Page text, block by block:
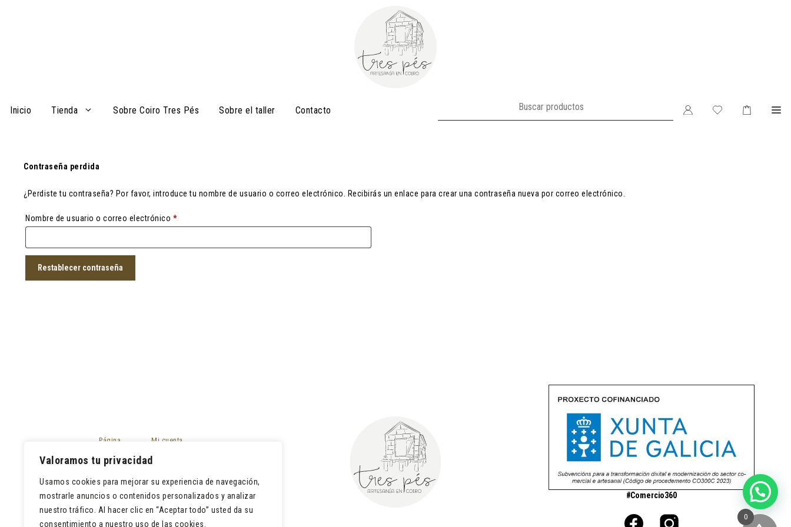
Valoramos tu privacidad
Usamos cookies para mejorar su experiencia de navegación,
mostrarle anuncios o contenidos personalizados y analizar
nuestro tráfico. Al hacer clic en “Aceptar todo” usted da su
consentimiento a nuestro uso de las cookies.
Inicio Tienda Sobre Coiro Tres Pés Sobre el taller Contacto
Contraseña perdida
¿Perdiste tu contraseña? Por favor, introduce tu nombre de usuario o correo electrónico. Recibirás un enlace para crear una contraseña nueva por correo electrónico.
Nombre de usuario o correo electrónico *Obligatorio
Restablecer contraseña
Página
Tienda
Contacto
Mi cuenta
Mis pedidos
Lista de deseos
#Comercio360
0